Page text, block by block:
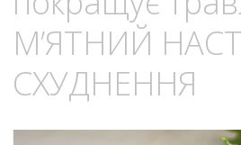
М’ЯТНИЙ
СХУДНЕННЯ